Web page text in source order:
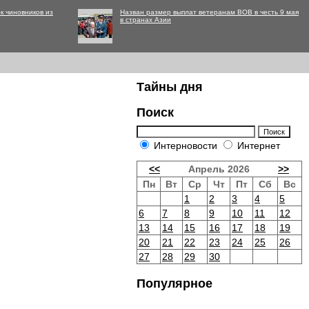
чиновников из
Назван размер выплат ветеранам ВОВ в честь 9 мая
в странах Азии
Тайны дня
Поиск
Интерновости Интернет
<< Апрель 2026
>>
Пн
Вт Ср Чт Пт Сб
Вс
1
2 3 4
5
6
7 8 9 10 11
12
13
14 15 16 17 18
19
20
21 22 23 24 25
26
27
28 29 30
Популярное